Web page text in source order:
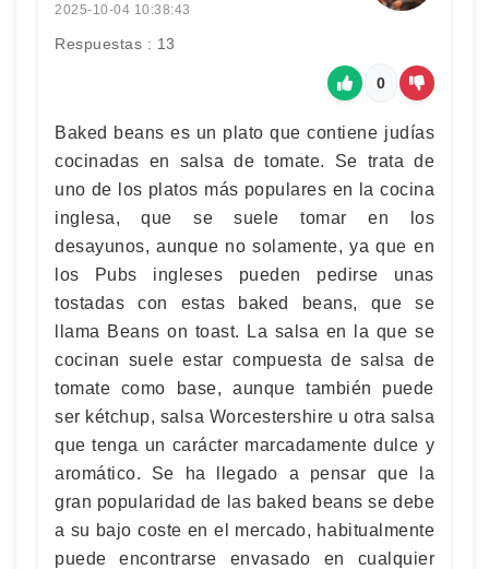
2025-10-04 10:38:43
Respuestas : 13
0
Baked beans es un plato que contiene judías
cocinadas en salsa de tomate. Se trata de
uno de los platos más populares en la cocina
inglesa, que se suele tomar en los
desayunos, aunque no solamente, ya que en
los Pubs ingleses pueden pedirse unas
tostadas con estas baked beans, que se
llama Beans on toast. La salsa en la que se
cocinan suele estar compuesta de salsa de
tomate como base, aunque también puede
ser kétchup, salsa Worcestershire u otra salsa
que tenga un carácter marcadamente dulce y
aromático. Se ha llegado a pensar que la
gran popularidad de las baked beans se debe
a su bajo coste en el mercado, habitualmente
puede encontrarse envasado en cualquier